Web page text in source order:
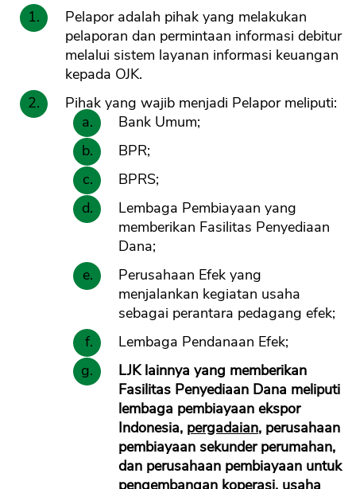
Pelapor adalah pihak yang melakukan
pelaporan dan permintaan informasi debitur
melalui sistem layanan informasi keuangan
kepada OJK.
Pihak yang wajib menjadi Pelapor meliputi:
Bank Umum;
BPR;
BPRS;
Lembaga Pembiayaan yang
memberikan Fasilitas Penyediaan
Dana;
Perusahaan Efek yang
menjalankan kegiatan usaha
sebagai perantara pedagang efek;
Lembaga Pendanaan Efek;
LJK lainnya yang memberikan
Fasilitas Penyediaan Dana meliputi
lembaga pembiayaan ekspor
Indonesia, pergadaian, perusahaan
pembiayaan sekunder perumahan,
dan perusahaan pembiayaan untuk